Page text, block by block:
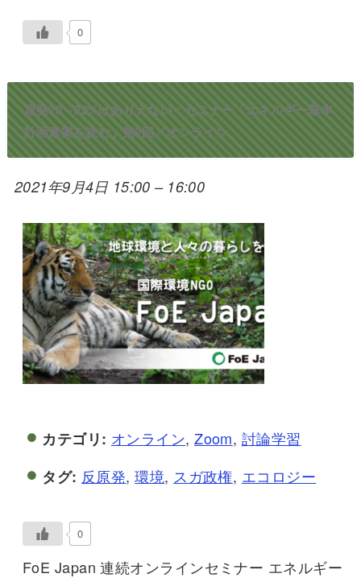
0
原発20～22%はありえない：セミナー「エネルギー基本
計画素案を読む」第2回／オンライン
2021年9月4日 15:00 – 16:00
カテゴリ: オンライン,Zoom, 討論学習
タグ: 反原発,環境, スガ政権, エコロジー
0
FoE Japan 連続オンラインセミナー エネルギー